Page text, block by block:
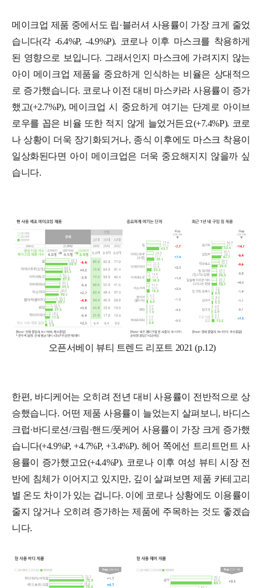
메이크업 제품 중에서도 립·블러셔 사용률이 가장 크게 줄었
습니다(각 -6.4%P, -4.9%P). 코로나 이후 마스크를 착용하게
된 영향으로 보입니다. 그래서인지 마스크에 가려지지 않는
아이 메이크업 제품을 중요하게 인식하는 비율은 상대적으
로 증가했습니다. 코로나 이전 대비 마스카라 사용률이 증가
했고(+2.7%P), 메이크업 시 중요하게 여기는 단계로 아이브
로우를 꼽은 비율 또한 적지 않게 늘었거든요(+7.4%P). 코로
나 상황이 더욱 장기화되거나, 종식 이후에도 마스크 착용이
일상화된다면 아이 메이크업은 더욱 중요해지지 않을까 싶
습니다.
오픈서베이 뷰티 트렌드 리포트 2021 (p.12)
한편, 바디케어는 오히려 전년 대비 사용률이 전반적으로 상
승했습니다. 어떤 제품 사용률이 늘었는지 살펴보니, 바디스
크럽·바디로션/크림·핸드/풋케어 사용률이 가장 크게 증가했
습니다(+4.9%P, +4.7%P, +3.4%P). 헤어 쪽에선 트리트먼트 사
용률이 증가했고요(+4.4%P). 코로나 이후 여성 뷰티 시장 전
반에 침체가 이어지고 있지만, 깊이 살펴보면 제품 카테고리
별 온도 차이가 있는 겁니다. 이에 코로나 상황에도 이용률이
줄지 않거나 오히려 증가하는 제품에 주목하는 것도 좋겠습
니다.